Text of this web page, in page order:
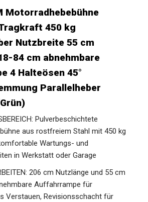
Motorradhebebühne
450 kg
Nutzbreite 55 cm
84 cm abnehmbare
4 Halteösen 45°
Parallelheber
Pulverbeschichtete
aus rostfreiem Stahl mit 450 kg
Wartungs- und
in Werkstatt oder Garage
206 cm Nutzlänge und 55 cm
Auffahrrampe für
Verstauen, Revisionsschacht für